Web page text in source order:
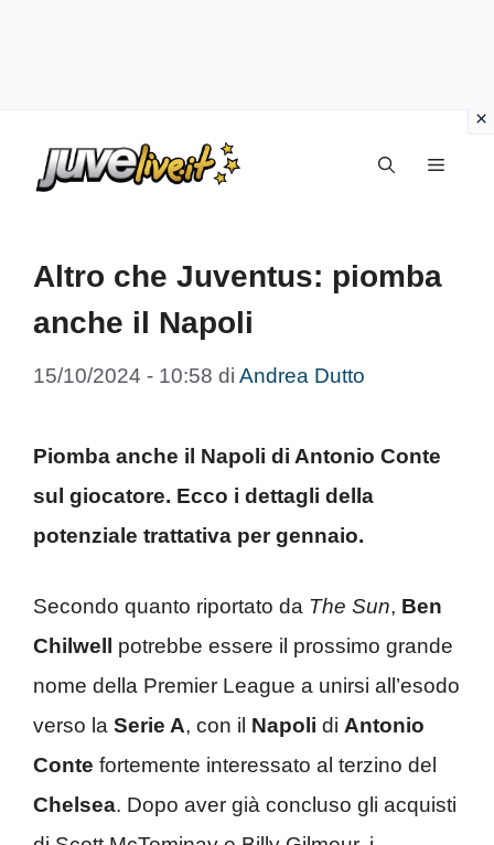
Menu
Altro che Juventus: piomba
anche il Napoli
15/10/2024 - 10:58 di Andrea Dutto
Piomba anche il Napoli di Antonio Conte
sul giocatore. Ecco i dettagli della
potenziale trattativa per gennaio.
Secondo quanto riportato da The Sun, Ben
Chilwell
potrebbe essere il prossimo grande
nome della Premier League a unirsi all’esodo
verso la Serie A, con il Napoli di Antonio
Conte fortemente interessato al terzino del
Chelsea. Dopo aver già concluso gli acquisti